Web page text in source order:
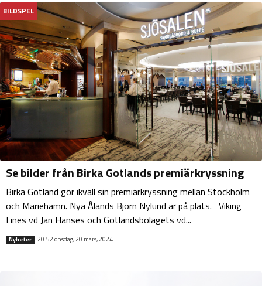
BILDSPEL
Se bilder från Birka Gotlands premiärkryssning
Birka Gotland gör ikväll sin premiärkryssning mellan Stockholm
och Mariehamn. Nya Ålands Björn Nylund är på plats. Viking
Lines vd Jan Hanses och Gotlandsbolagets vd...
Nyheter 20:52 onsdag, 20 mars, 2024